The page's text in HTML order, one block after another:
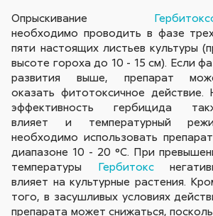
Опрыскивание
необходимо проводить в фазе
пяти настоящих листьев культуры
высоте гороха до 10 - 15 см). Если
развития выше, препарат
оказать фитотоксичное действие.
эффективность гербицида
влияет и температурный
необходимо использовать
диапазоне 10 - 20 °С. При
температуры Гербитокс
влияет на культурные растения.
того, в засушливых условиях
препарата может снижаться,